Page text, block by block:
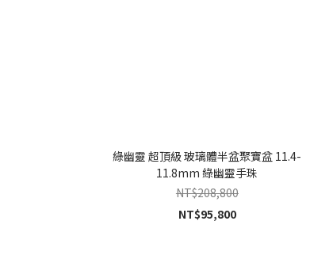
綠幽靈 超頂級 玻璃體半盆聚寶盆 11.4-
11.8mm 綠幽靈手珠
NT$208,800
NT$95,800